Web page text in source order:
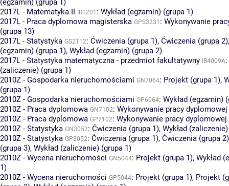
2017L - Matematyka II IR1201 : Wykład (egzamin) (grupa 1)
2017L - Praca dyplomowa magisterska GPS3231 : Wykonywanie
(grupa 13)
2017L - Statystyka GS2112: Ćwiczenia (grupa 1), Ćwiczenia (grupa 2)
(egzamin) (grupa 1), Wykład (egzamin) (grupa 2)
2017L - Statystyka matematyczna - przedmiot fakultatywny IB4009A:
(zaliczenie) (grupa 1)
2010Z - Gospodarka nieruchomościami GN7064: Projekt (grupa 1),
(grupa 1)
2010Z - Gospodarka nieruchomościami GP6064: Wykład (egzamin)
2010Z - Praca dyplomowa GN7102: Wykonywanie pracy dyplomowej
2010Z - Praca dyplomowa GP7102: Wykonywanie pracy dyplomowej
2010Z - Statystyka GN3052: Ćwiczenia (grupa 1), Wykład
2010Z - Statystyka GP3052: Ćwiczenia (grupa 1), Ćwiczenia (grupa 2)
(grupa 3), Wykład (zaliczenie) (grupa 1)
2010Z - Wycena nieruchomości GN5044: Projekt (grupa 1), Wykład
1)
2010Z - Wycena nieruchomości GP5044: Projekt (grupa 1), Projekt